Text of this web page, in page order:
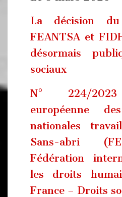
La décision
FEANTSA et
désormais
sociaux
N° 224/2023
européenne
nationales
Sans-abri
Fédération
les droits
France – Droits